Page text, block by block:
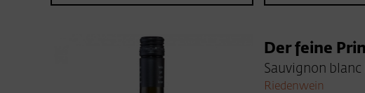
Der feine
Sauvignon
Riedenwein